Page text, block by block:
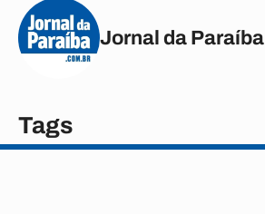
Jornal da Paraíba
Tags